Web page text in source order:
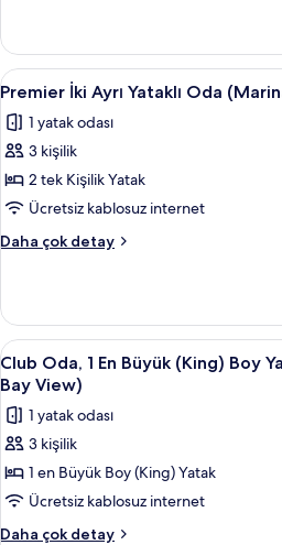
Bay
View)
için
tüm
fotoğrafları
görün
Büyük
(King)
Boy
(Marina
Bay
hakkında
daha
detay
Premier
İki
Ayrı
Yataklı
Oda
(Marina
Bay
View)
tüm
fotoğrafları
görün
3
Premier İki Ayrı Yataklı Oda
1 yatak odası
3 kişilik
2 tek Kişilik Yatak
Ücretsiz kablosuz internet
Daha çok detay
Premier
Oda
(Marina
Bay
View)
hakkında
daha
fazla
Club
Oda,
En
Büyük
(King)
Boy
Yatak
2
Club Oda, 1 En Büyük (King) Boy
Bay View)
1 yatak odası
3 kişilik
1 en Büyük Boy (King) Yatak
Ücretsiz kablosuz internet
Daha çok detay
Club